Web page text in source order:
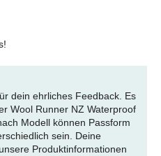
dein ehrliches Feedback. Es
Wool Runner NZ Waterproof
Modell können Passform
sein. Deine
Produktinformationen